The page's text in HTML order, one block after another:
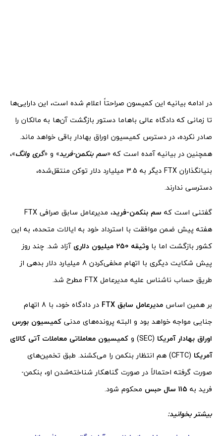
در ادامه بیانیه این کمیسون صراحتاً اعلام شده است، این دارایی‌ها
تا زمانی که دادگاه عالی باهاما دستور بازگشت آن‌ها به مالکان را
صادر نکرده، در دسترس کمیسیون اوراق بهادار باقی خواهد ماند.
همچنین در بیانیه آمده است که «سم بنکمن-فرید» و «گری وانگ»،
بنیانگذاران FTX دیگر به 3.5 میلیارد دلار توکن منتقل‌شده،
دسترسی ندارند.
گفتنی است که سم بنکمن-فرید
، مدیرعامل سابق صرافی FTX
هفته پیش ضمن موافقت با استرداد خود به ایالات متحده، به این
کشور بازگشت اما با وثیقه 250 میلیون دلاری
آزاد شد. چند روز
پیش شکایت دیگری با اتهام مخفی‌کردن 8 میلیارد دلار بدهی از
طریق حساب ناشناس علیه مدیرعامل FTX مطرح شد.
بر همین اساس مدیرعامل سابق FTX
در دادگاه خود، با 8 اتهام
جنایی مواجه خواهد بود و البته پرونده‌های مدنی کمیسیون بورس
اوراق بهادار آمریکا (SEC) و
کمیسیون معاملاتی معاملات آتی کالای
آمریکا
(CFTC) هم انتظار بنکمن را می‌کشند. طبق تخمین‌های
صورت گرفته احتمالاً در صورت گناهکار شناخته‌شدن او، بنکمن-
فرید به 115 سال حبس
محکوم شود.
بیشتر بخوانید: